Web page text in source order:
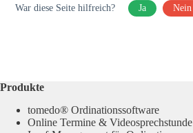
War diese Seite hilfreich? Ja Nein
Produkte
tomedo® Ordinationssoftware
Online Termine & Videosprechstunde